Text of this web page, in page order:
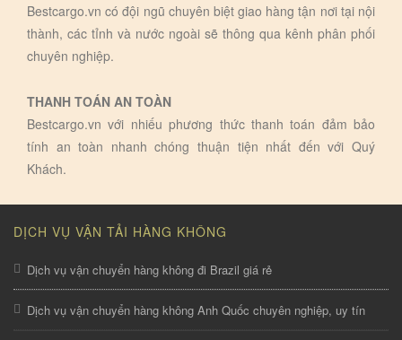
Bestcargo.vn có đội ngũ chuyên biệt giao hàng tận nơi tại nội
thành, các tỉnh và nước ngoài sẽ thông qua kênh phân phối
chuyên nghiệp.
THANH TOÁN AN TOÀN
Bestcargo.vn với nhiếu phương thức thanh toán đảm bảo
tính an toàn nhanh chóng thuận tiện nhất đến với Quý
Khách.
DỊCH VỤ VẬN TẢI HÀNG KHÔNG
Dịch vụ vận chuyển hàng không đi Brazil giá rẻ
Dịch vụ vận chuyển hàng không Anh Quốc chuyên nghiệp, uy tín